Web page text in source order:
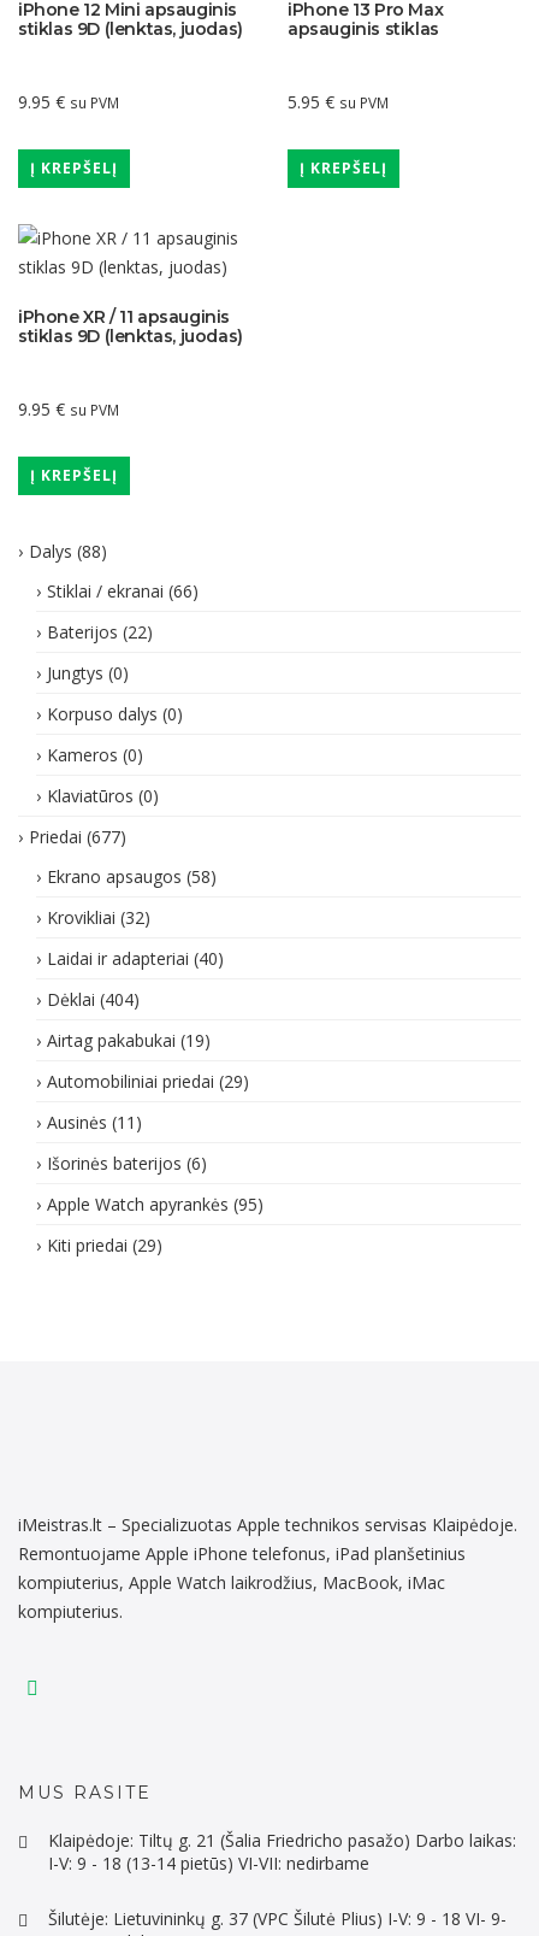
iPhone 12 Mini apsauginis
stiklas 9D (lenktas, juodas)
9.95 € su PVM
Į KREPŠELĮ
iPhone 13 Pro Max
apsauginis stiklas
5.95 € su PVM
Į KREPŠELĮ
iPhone XR / 11 apsauginis
stiklas 9D (lenktas, juodas)
9.95 € su PVM
Į KREPŠELĮ
Dalys (88)
Stiklai / ekranai (66)
Baterijos (22)
Jungtys (0)
Korpuso dalys (0)
Kameros (0)
Klaviatūros (0)
Priedai (677)
Ekrano apsaugos (58)
Krovikliai (32)
Laidai ir adapteriai (40)
Dėklai (404)
Airtag pakabukai (19)
Automobiliniai priedai (29)
Ausinės (11)
Išorinės baterijos (6)
Apple Watch apyrankės (95)
Kiti priedai (29)
iMeistras.lt – Specializuotas Apple technikos servisas Klaipėdoje.
Remontuojame Apple iPhone telefonus, iPad planšetinius
kompiuterius, Apple Watch laikrodžius, MacBook, iMac
kompiuterius.
MUS RASITE
Klaipėdoje: Tiltų g. 21 (Šalia Friedricho pasažo) Darbo laikas:
I-V: 9 - 18 (13-14 pietūs) VI-VII: nedirbame
Šilutėje: Lietuvininkų g. 37 (VPC Šilutė Plius) I-V: 9 - 18 VI- 9-